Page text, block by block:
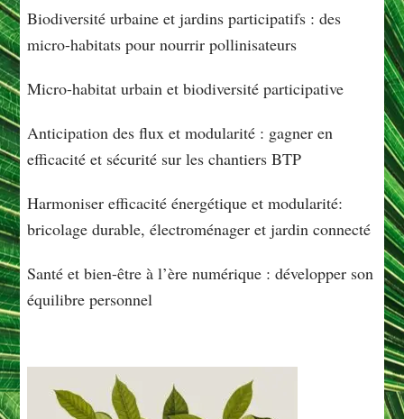
Biodiversité urbaine et jardins participatifs : des
micro-habitats pour nourrir pollinisateurs
Micro-habitat urbain et biodiversité participative
Anticipation des flux et modularité : gagner en
efficacité et sécurité sur les chantiers BTP
Harmoniser efficacité énergétique et modularité:
bricolage durable, électroménager et jardin connecté
Santé et bien-être à l’ère numérique : développer son
équilibre personnel